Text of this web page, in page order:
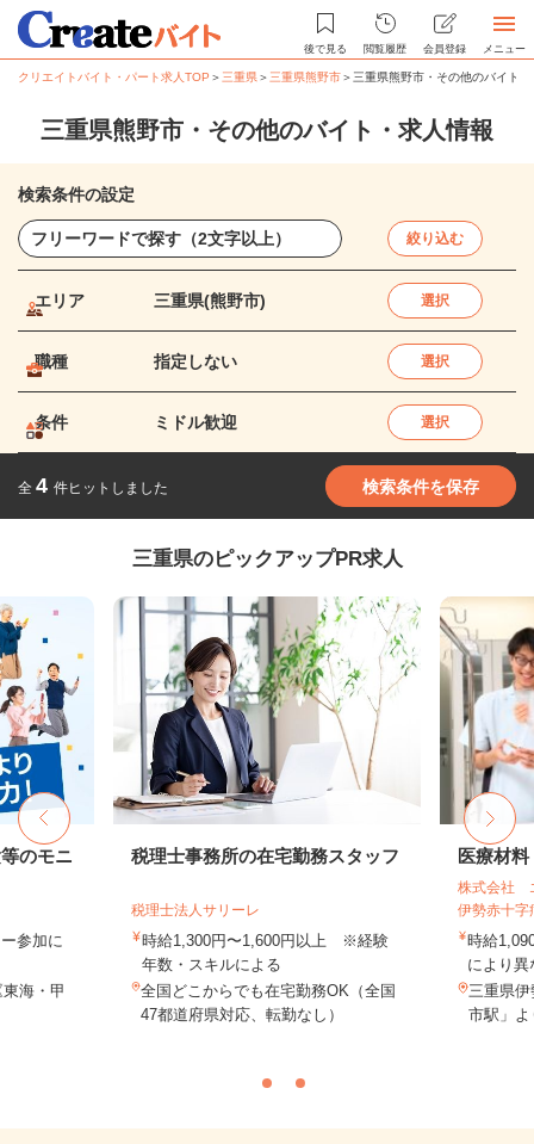
後で見る 閲覧履歴 会員登録 メニュー
クリエイトバイト・パート求人TOP ＞ 三重県＞ 三重県熊野市＞ 三重県熊野市・その他のバイト
三重県熊野市・その他のバイト・求人情報
検索条件の設定
絞り込む
エリア 三重県(熊野市) 選択
職種 指定しない 選択
条件 ミドル歓迎 選択
全 4 件ヒットしました 検索条件を保存
三重県のピックアップPR求人
のモニ
参加に
海・甲
税理士事務所の在宅勤務スタッフ
税理士法人サリーレ
時給1,300円〜1,600円以上 ※経験
年数・スキルによる
全国どこからでも在宅勤務OK（全国
47都道府県対応、転勤なし）
医療材
株式会社
伊勢赤十字
時給
により
三重県
市駅」